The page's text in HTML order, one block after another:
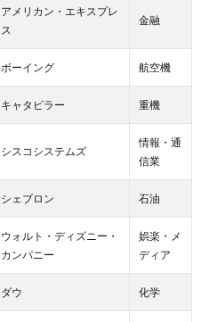
アメリカン・エキスプレ
ス
金融
ボーイング 航空機
キャタピラー 重機
シスコシステムズ
情報・通
信業
シェブロン 石油
ウォルト・ディズニー・
カンパニー
娯楽・メ
ディア
ダウ 化学